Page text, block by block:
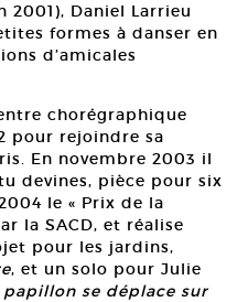
2001), Daniel Larrieu
formes à danser en
d’amicales
chorégraphique
pour rejoindre sa
En novembre 2003 il
devines, pièce pour six
le « Prix de la
la SACD, et réalise
pour les jardins,
, et un solo pour Julie
se déplace sur